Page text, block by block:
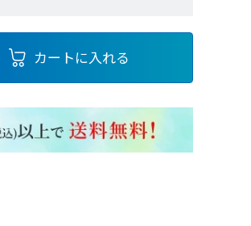
カートに入れる